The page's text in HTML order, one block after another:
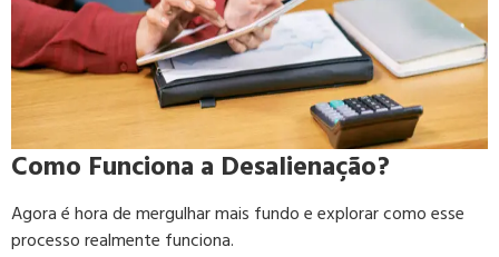
Como Funciona a Desalienação?
Agora é hora de mergulhar mais fundo e explorar como esse
processo realmente funciona.